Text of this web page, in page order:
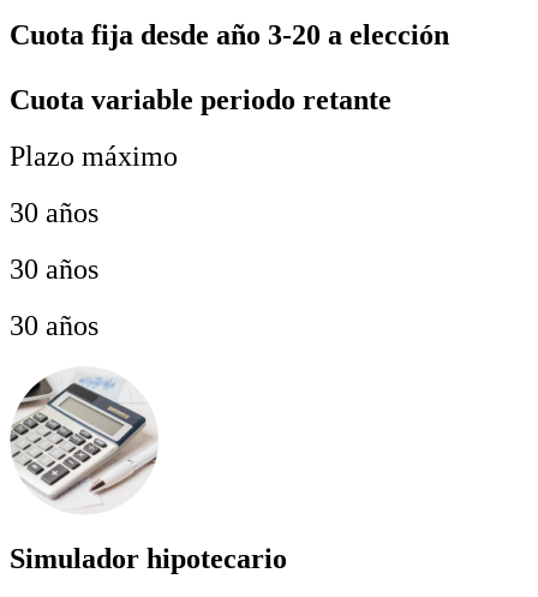
Cuota fija desde año 3-20 a elección
Cuota variable periodo retante
Plazo máximo
30 años
30 años
30 años
Simulador hipotecario